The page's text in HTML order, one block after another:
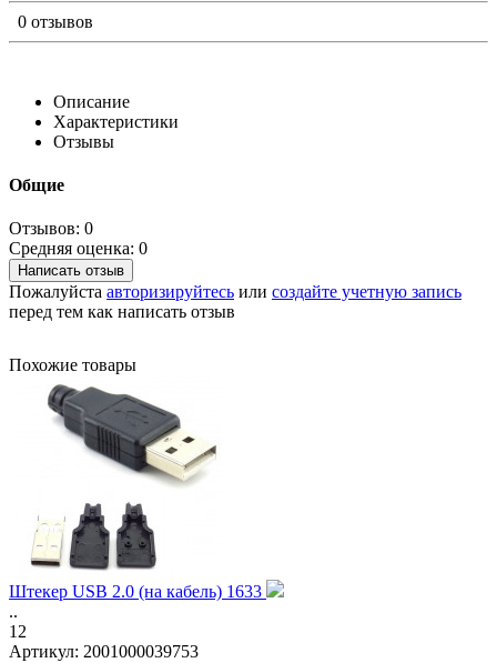
0 отзывов
Описание
Характеристики
Отзывы
Общие
Отзывов: 0
Средняя оценка: 0
Написать отзыв
Пожалуйста авторизируйтесь или создайте учетную запись
перед тем как написать отзыв
Похожие товары
Штекер USB 2.0 (на кабель) 1633
..
12
Артикул: 2001000039753